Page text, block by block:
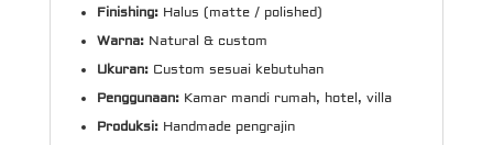
Finishing:Halus (matte / polished)
Warna:Natural & custom
Ukuran:Custom sesuai kebutuhan
Penggunaan:Kamar mandi rumah, hotel, villa
Produksi:Handmade pengrajin